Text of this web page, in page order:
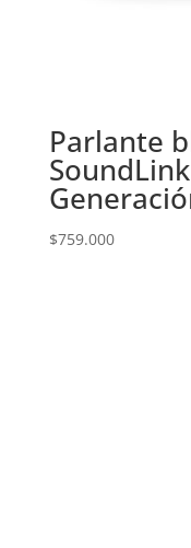
Parlante
$759.000